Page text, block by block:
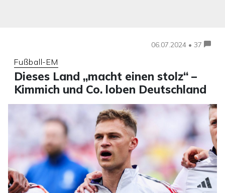
06.07.2024 • 37
Fußball-EM
Dieses Land „macht einen stolz“ –
Kimmich und Co. loben Deutschland